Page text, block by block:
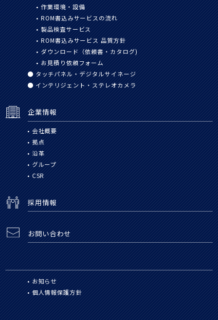
作業環境・設備
ROM書込みサービスの流れ
製品検査サービス
ROM書込みサービス 品質方針
ダウンロード（依頼書・カタログ)
お見積り依頼フォーム
タッチパネル・デジタルサイネージ
インテリジェント・ステレオカメラ
企業情報
会社概要
拠点
沿革
グループ
CSR
採用情報
お問い合わせ
お知らせ
個人情報保護方針